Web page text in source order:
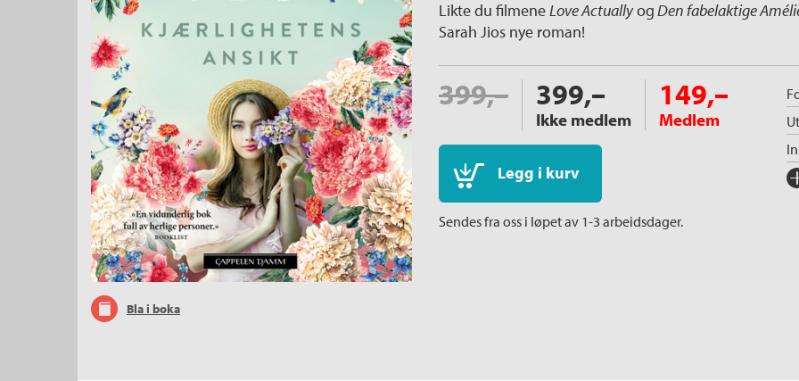
Bla i boka
Likte du filmeneLove ActuallyogDen fabelaktige
Sarah Jios nye roman!
399,– 399,–
Ikke medlem
149,–
Medlem
Legg i kurv
Sendes fra oss i løpet av 1-3 arbeidsdager.